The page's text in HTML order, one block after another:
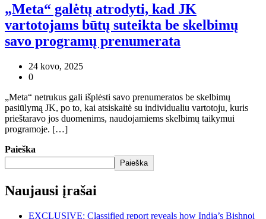
„Meta“ galėtų atrodyti, kad JK
vartotojams būtų suteikta be skelbimų
savo programų prenumerata
24 kovo, 2025
0
„Meta“ netrukus gali išplėsti savo prenumeratos be skelbimų
pasiūlymą JK, po to, kai atsiskaitė su individualiu vartotoju, kuris
prieštaravo jos duomenims, naudojamiems skelbimų taikymui
programoje. […]
Paieška
Paieška
Naujausi įrašai
EXCLUSIVE: Classified report reveals how India’s Bishnoi